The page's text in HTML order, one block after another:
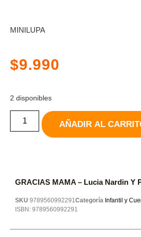
MINILUPA
$9.990
2 disponibles
AÑADIR AL
GRACIAS MAMA – Lucia Nardin Y
SKU 9789560992291Categoría Infantil y
ISBN: 9789560992291